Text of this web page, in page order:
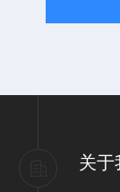
关于